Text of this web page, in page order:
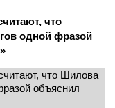
что
одной фразой